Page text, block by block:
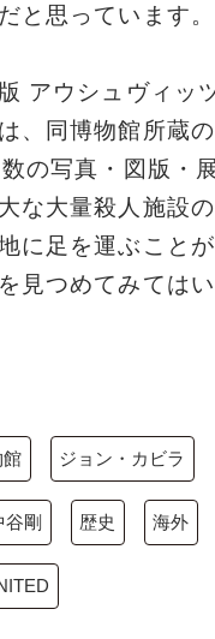
と思っています。
アウシュヴィッ
、同博物館所蔵の
の写真・図版・
な大量殺人施設の
に足を運ぶことが
見つめてみてはい
館 ジョン・カビラ
谷剛 歴史 海外